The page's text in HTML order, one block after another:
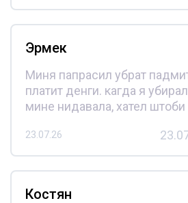
Эрмек
Миня папрасил убрат
платит денги. кагда я
мине нидавала, хател штоби
23.07.26
Костян